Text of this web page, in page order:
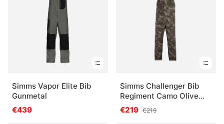
Simms Vapor Elite Bib
Gunmetal
€439
Simms Challenger Bib
Regiment Camo Olive
Drab
€219 €219